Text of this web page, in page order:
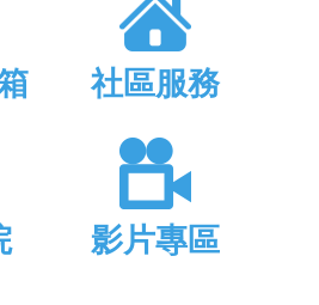
社區服務
影片專區